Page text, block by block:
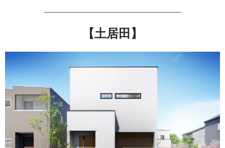
—————————————————————
【土居田】